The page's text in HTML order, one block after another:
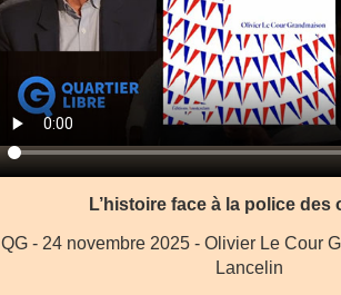
L’histoire face à la police des
QG - 24 novembre 2025 - Olivier Le Cour
Lancelin